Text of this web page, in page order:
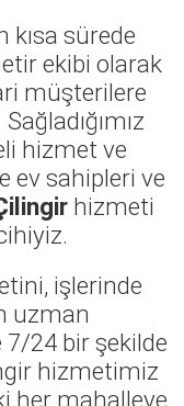
sürede
ekibi olarak
müşterilere
hizmet ve
ev sahipleri ve
hizmeti
işlerinde
uzman
24 bir şekilde
hizmetimiz
her mahalleye